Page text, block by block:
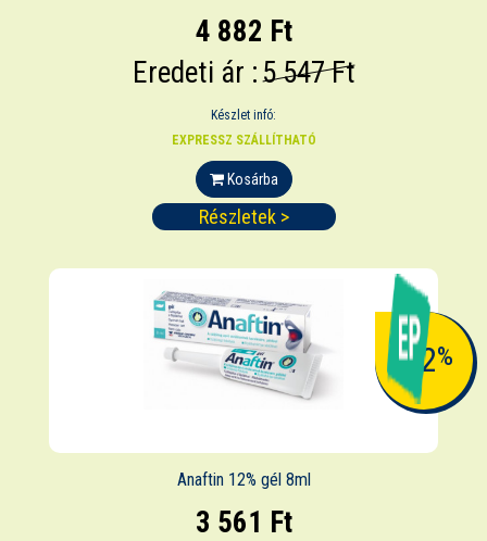
4 882 Ft
Eredeti ár :5 547 Ft
Készlet infó:
EXPRESSZ SZÁLLÍTHATÓ
Kosárba
Részletek >
-12%
Anaftin 12% gél 8ml
3 561 Ft